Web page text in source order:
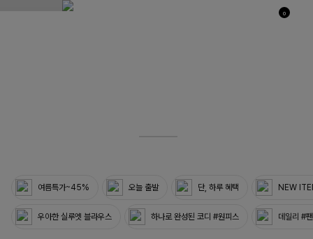
0
여름특가~45% 오늘 출발 단, 하루 혜택 NEW
우아한 실루엣 블라우스 하나로 완성된 코디 #원피스 데일리 #